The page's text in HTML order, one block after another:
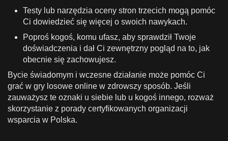
Testy lub narzędzia oceny stron trzecich mogą pomóc
Ci dowiedzieć się więcej o swoich nawykach.
Poproś kogoś, komu ufasz, aby sprawdził Twoje
doświadczenia i dał Ci zewnętrzny pogląd na to, jak
obecnie się zachowujesz.
Bycie świadomym i wczesne działanie może pomóc Ci
grać w gry losowe online w zdrowszy sposób. Jeśli
zauważysz te oznaki u siebie lub u kogoś innego, rozważ
skorzystanie z porady certyfikowanych organizacji
wsparcia w Polska.